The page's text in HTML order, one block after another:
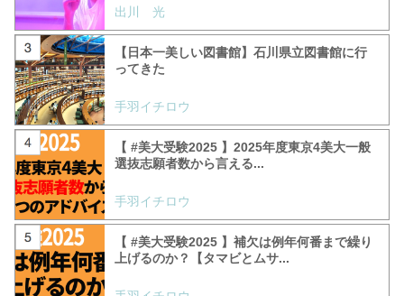
出川 光
【日本一美しい図書館】石川県立図書館に行
ってきた
手羽イチロウ
【 #美大受験2025 】2025年度東京4美大一般
選抜志願者数から言える...
手羽イチロウ
【 #美大受験2025 】補欠は例年何番まで繰り
上げるのか？【タマビとムサ...